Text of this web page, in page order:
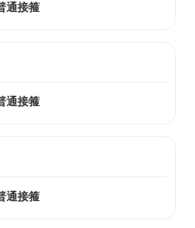
通接箍
通接箍
通接箍